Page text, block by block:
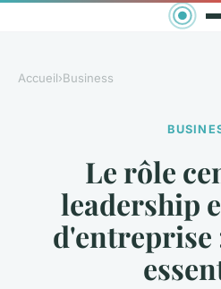
Accueil›Business
Le rôle
leadership
d'entreprise